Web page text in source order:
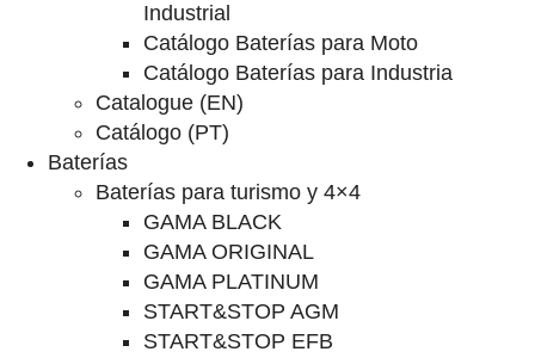
Industrial
Catálogo Baterías para Moto
Catálogo Baterías para Industria
Catalogue (EN)
Catálogo (PT)
Baterías
Baterías para turismo y 4×4
GAMA BLACK
GAMA ORIGINAL
GAMA PLATINUM
START&STOP AGM
START&STOP EFB